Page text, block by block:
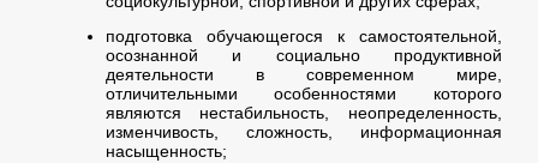
подготовка обучающегося к самостоятельной,
осознанной и социально продуктивной
деятельности в современном мире,
отличительными особенностями которого
являются нестабильность, неопределенность,
изменчивость, сложность, информационная
насыщенность;